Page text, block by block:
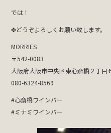
では！
✤どうぞよろしくお願い致します。
MORRIES
〒542-0083
大阪府大阪市中央区東心斎橋２丁目
080-6324-8569
#心斎橋ワインバー
#ミナミワインバー